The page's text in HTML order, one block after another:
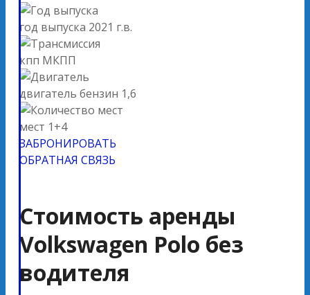
год выпуска 2021 г.в.
кпп МКПП
двигатель бензин 1,6
мест 1+4
ЗАБРОНИРОВАТЬ
ОБРАТНАЯ СВЯЗЬ
Стоимость аренды
Volkswagen Polo без
водителя